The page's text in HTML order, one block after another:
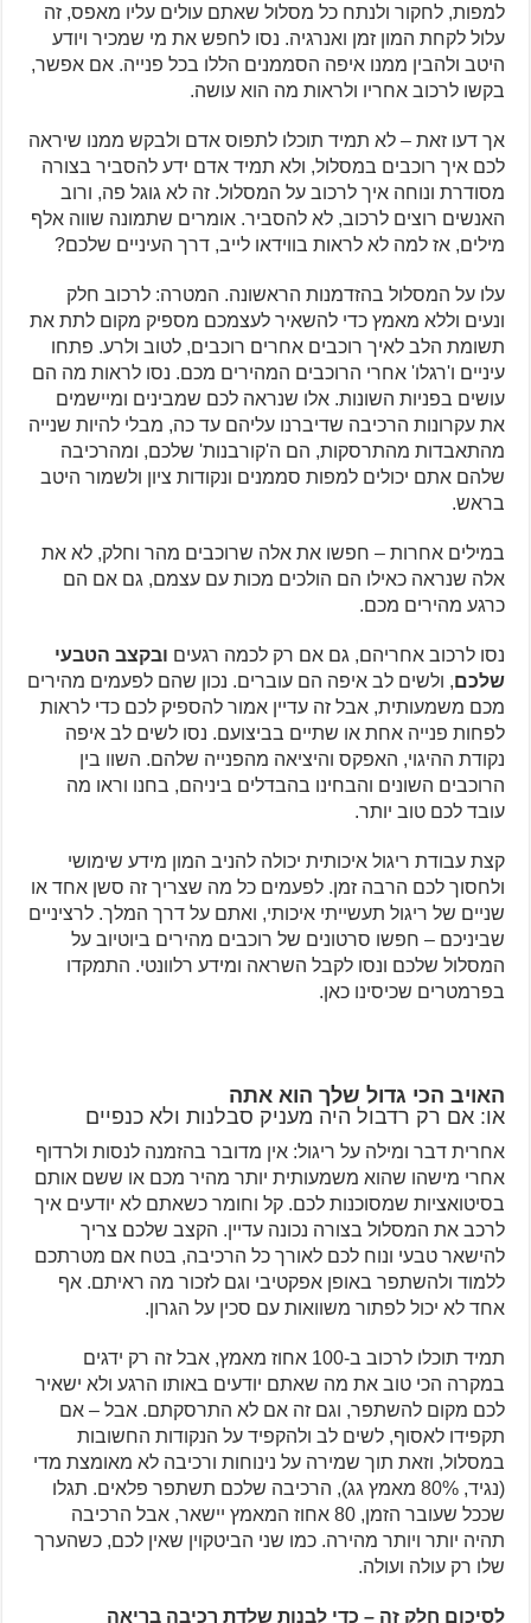
למפות, לחקור ולנתח כל מסלול שאתם עולים עליו מאפס, זה
עלול לקחת המון זמן ואנרגיה. נסו לחפש את מי שמכיר ויודע
היטב ולהבין ממנו איפה הסממנים הללו בכל פנייה. אם אפשר,
בקשו לרכוב אחריו ולראות מה הוא עושה.
אך דעו זאת – לא תמיד תוכלו לתפוס אדם ולבקש ממנו שיראה
לכם איך רוכבים במסלול, ולא תמיד אדם ידע להסביר בצורה
מסודרת ונוחה איך לרכוב על המסלול. זה לא גוגל פה, ורוב
האנשים רוצים לרכוב, לא להסביר. אומרים שתמונה שווה אלף
מילים, אז למה לא לראות בווידאו לייב, דרך העיניים שלכם?
עלו על המסלול בהזדמנות הראשונה. המטרה: לרכוב חלק
ונעים וללא מאמץ כדי להשאיר לעצמכם מספיק מקום לתת את
תשומת הלב לאיך רוכבים אחרים רוכבים, לטוב ולרע. פתחו
עיניים ו'רגלו' אחרי הרוכבים המהירים מכם. נסו לראות מה הם
עושים בפניות השונות. אלו שנראה לכם שמבינים ומיישמים
את עקרונות הרכיבה שדיברנו עליהם עד כה, מבלי להיות שנייה
מהתאבדות מהתרסקות, הם ה'קורבנות' שלכם, ומהרכיבה
שלהם אתם יכולים למפות סממנים ונקודות ציון ולשמור היטב
בראש.
במילים אחרות – חפשו את אלה שרוכבים מהר וחלק, לא את
אלה שנראה כאילו הם הולכים מכות עם עצמם, גם אם הם
כרגע מהירים מכם.
נסו לרכוב אחריהם, גם אם רק לכמה רגעים ובקצב הטבעי
שלכם, ולשים לב איפה הם עוברים. נכון שהם לפעמים מהירים
מכם משמעותית, אבל זה עדיין אמור להספיק לכם כדי לראות
לפחות פנייה אחת או שתיים בביצועם. נסו לשים לב איפה
נקודת ההיגוי, האפקס והיציאה מהפנייה שלהם. השוו בין
הרוכבים השונים והבחינו בהבדלים ביניהם, בחנו וראו מה
עובד לכם טוב יותר.
קצת עבודת ריגול איכותית יכולה להניב המון מידע שימושי
ולחסוך לכם הרבה זמן. לפעמים כל מה שצריך זה סשן אחד או
שניים של ריגול תעשייתי איכותי, ואתם על דרך המלך. לרציניים
שביניכם – חפשו סרטונים של רוכבים מהירים ביוטיוב על
המסלול שלכם ונסו לקבל השראה ומידע רלוונטי. התמקדו
בפרמטרים שכיסינו כאן.
האויב הכי גדול שלך הוא אתה
או: אם רק רדבול היה מעניק סבלנות ולא כנפיים
אחרית דבר ומילה על ריגול: אין מדובר בהזמנה לנסות ולרדוף
אחרי מישהו שהוא משמעותית יותר מהיר מכם או ששם אותם
בסיטואציות שמסוכנות לכם. קל וחומר כשאתם לא יודעים איך
לרכב את המסלול בצורה נכונה עדיין. הקצב שלכם צריך
להישאר טבעי ונוח לכם לאורך כל הרכיבה, בטח אם מטרתכם
ללמוד ולהשתפר באופן אפקטיבי וגם לזכור מה ראיתם. אף
אחד לא יכול לפתור משוואות עם סכין על הגרון.
תמיד תוכלו לרכוב ב-100 אחוז מאמץ, אבל זה רק ידגים
במקרה הכי טוב את מה שאתם יודעים באותו הרגע ולא ישאיר
לכם מקום להשתפר, וגם זה אם לא התרסקתם. אבל – אם
תקפידו לאסוף, לשים לב ולהקפיד על הנקודות החשובות
במסלול, וזאת תוך שמירה על נינוחות ורכיבה לא מאומצת מדי
(נגיד, 80% מאמץ גג), הרכיבה שלכם תשתפר פלאים. תגלו
שככל שעובר הזמן, 80 אחוז המאמץ יישאר, אבל הרכיבה
תהיה יותר ויותר מהירה. כמו שני הביטקוין שאין לכם, כשהערך
שלו רק עולה ועולה.
לסיכום חלק זה – כדי לבנות שלדת רכיבה בריאה